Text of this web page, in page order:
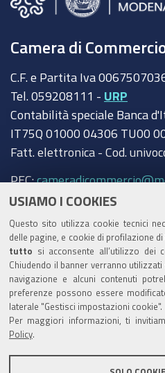
USIAMO I COOKIES
Questo sito utilizza cookie tecnici
delle pagine, e cookie di profilazione
tutto si acconsente all’utilizzo dei
Chiudendo il banner verranno
navigazione e alcuni contenuti
preferenze possono essere
laterale "Gestisci impostazioni cookie".
Per maggiori informazioni, ti
Policy
Camera di
C.F. e Partita Iva
Tel. 059208111 - URP
Contabilità speciale Banca
IT75Q 01000 04306 TU00
Fatt. elettronica - Cod.
PEC:
Trasparenza
Amministrazione
Albo Camerale
Pubblicità Legale
Area riservata